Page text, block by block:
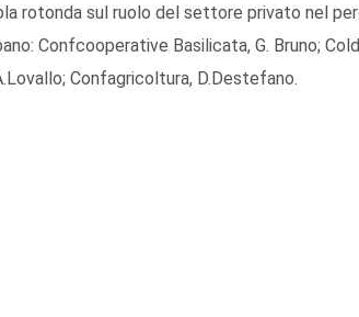
rotonda sul ruolo del settore privato nel
Confcooperative Basilicata, G. Bruno;
Confagricoltura, D.Destefano.